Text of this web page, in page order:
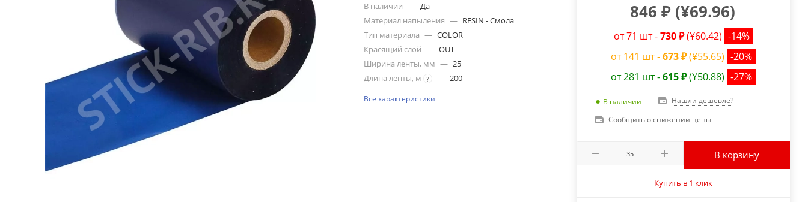
В наличии — Да
Материал напыления — RESIN - Смола
Тип материала — COLOR
Красящий слой — OUT
Ширина ленты, мм — 25
Длина ленты, м
? — 200
Все характеристики
846 ₽ (¥69.96)
от 71 шт -730 ₽(¥60.42) -14%
от 141 шт -673 ₽(¥55.65) -20%
от 281 шт -615 ₽(¥50.88) -27%
В наличии
Нашли дешевле?
Сообщить о снижении цены
В корзину
Купить в 1 клик